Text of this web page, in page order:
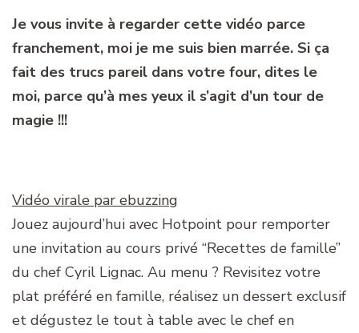
Je vous invite à regarder cette vidéo parce
franchement, moi je me suis bien marrée. Si ça
fait des trucs pareil dans votre four, dites le
moi, parce qu’à mes yeux il s’agit d’un tour de
magie !!!
Vidéo virale par ebuzzing
Jouez aujourd’hui avec Hotpoint pour remporter
une invitation au cours privé “Recettes de famille”
du chef Cyril Lignac. Au menu ? Revisitez votre
plat préféré en famille, réalisez un dessert exclusif
et dégustez le tout à table avec le chef en